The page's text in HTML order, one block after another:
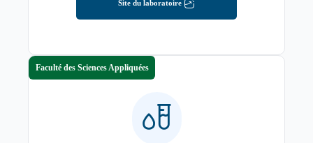
Site du laboratoire
Faculté des Sciences Appliquées